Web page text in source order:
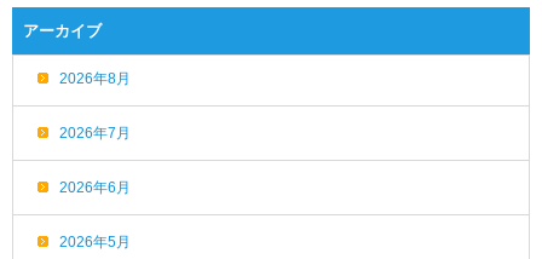
アーカイブ
2026年8月
2026年7月
2026年6月
2026年5月